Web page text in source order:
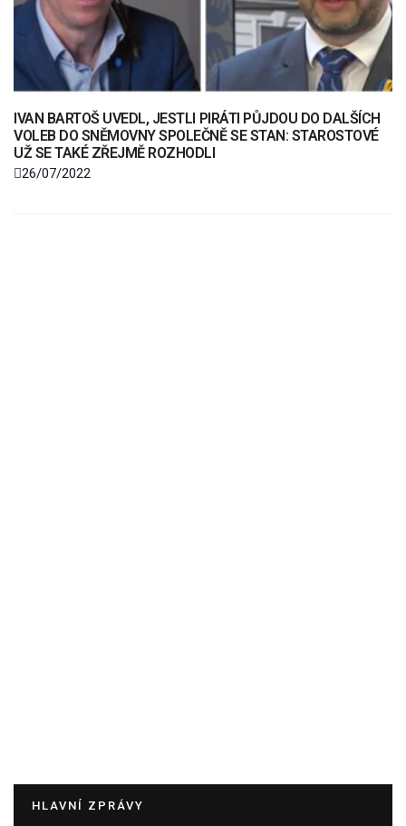
IVAN BARTOŠ UVEDL, JESTLI PIRÁTI PŮJDOU DO DALŠÍCH
VOLEB DO SNĚMOVNY SPOLEČNĚ SE STAN: STAROSTOVÉ
UŽ SE TAKÉ ZŘEJMĚ ROZHODLI
26/07/2022
HLAVNÍ ZPRÁVY